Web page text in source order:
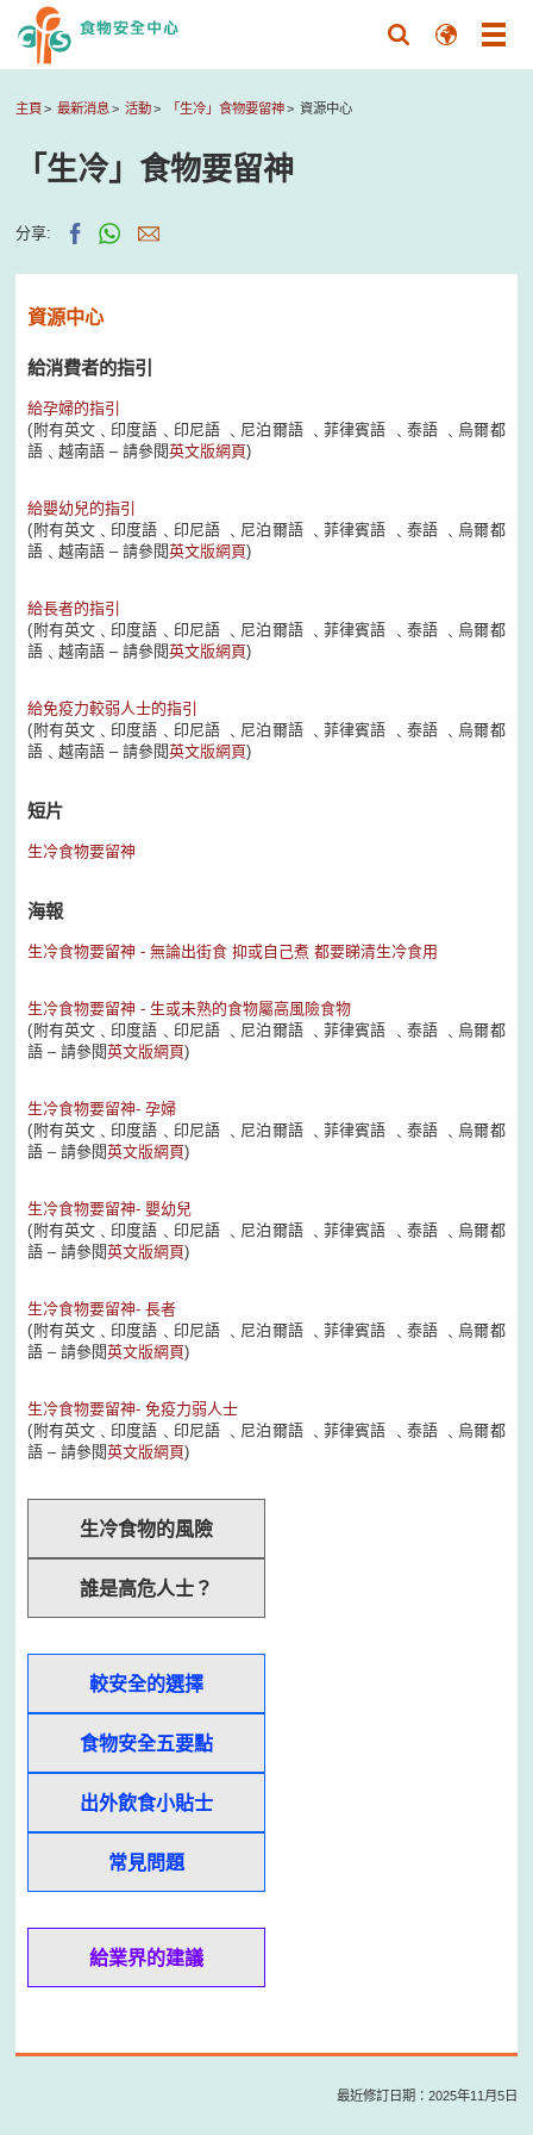
主頁 最新消息 活動 「生冷」食物要留神 資源中心
「生冷」食物要留神
分享:
資源中心
給消費者的指引
給孕婦的指引
(附有英文﹑印度語﹑印尼語 ﹑尼泊爾語 ﹑菲律賓語 ﹑泰語 ﹑烏爾都
語﹑越南語 – 請參閱英文版網頁)
給嬰幼兒的指引
(附有英文﹑印度語﹑印尼語 ﹑尼泊爾語 ﹑菲律賓語 ﹑泰語 ﹑烏爾都
語﹑越南語 – 請參閱英文版網頁)
給長者的指引
(附有英文﹑印度語﹑印尼語 ﹑尼泊爾語 ﹑菲律賓語 ﹑泰語 ﹑烏爾都
語﹑越南語 – 請參閱英文版網頁)
給免疫力較弱人士的指引
(附有英文﹑印度語﹑印尼語 ﹑尼泊爾語 ﹑菲律賓語 ﹑泰語 ﹑烏爾都
語﹑越南語 – 請參閱英文版網頁)
短片
生冷食物要留神
海報
生冷食物要留神 - 無論出街食 抑或自己煮 都要睇清生冷食用
生冷食物要留神 - 生或未熟的食物屬高風險食物
(附有英文﹑印度語﹑印尼語 ﹑尼泊爾語 ﹑菲律賓語 ﹑泰語 ﹑烏爾都
語 – 請參閱英文版網頁)
生冷食物要留神- 孕婦
(附有英文﹑印度語﹑印尼語 ﹑尼泊爾語 ﹑菲律賓語 ﹑泰語 ﹑烏爾都
語 – 請參閱英文版網頁)
生冷食物要留神- 嬰幼兒
(附有英文﹑印度語﹑印尼語 ﹑尼泊爾語 ﹑菲律賓語 ﹑泰語 ﹑烏爾都
語 – 請參閱英文版網頁)
生冷食物要留神- 長者
(附有英文﹑印度語﹑印尼語 ﹑尼泊爾語 ﹑菲律賓語 ﹑泰語 ﹑烏爾都
語 – 請參閱英文版網頁)
生冷食物要留神- 免疫力弱人士
(附有英文﹑印度語﹑印尼語 ﹑尼泊爾語 ﹑菲律賓語 ﹑泰語 ﹑烏爾都
語 – 請參閱英文版網頁)
生冷食物的風險
誰是高危人士？
較安全的選擇
食物安全五要點
出外飲食小貼士
常見問題
給業界的建議
最近修訂日期：2025年11月5日